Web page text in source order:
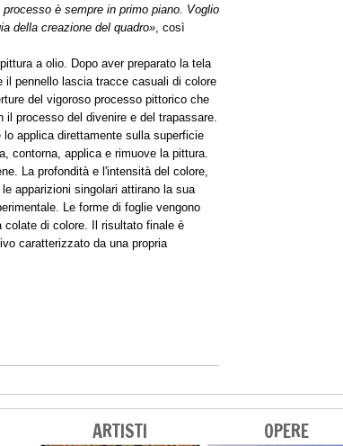
è sempre in primo piano. Voglio
della creazione del quadro», così
a olio. Dopo aver preparato la tela
il pennello lascia tracce casuali di colore
del vigoroso processo pittorico che
processo del divenire e del trapassare.
applica direttamente sulla superficie
contorna, applica e rimuove la pittura.
La profondità e l'intensità del colore,
apparizioni singolari attirano la sua
Le forme di foglie vengono
colate di colore. Il risultato finale è
caratterizzato da una propria
ARTISTI OPERE